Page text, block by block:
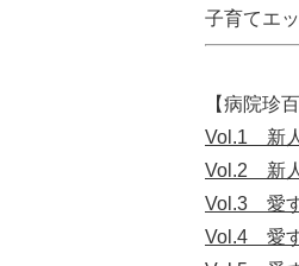
子育てエ
【病院珍
Vol.1 新
Vol.2 新
Vol.3 愛
Vol.4 愛